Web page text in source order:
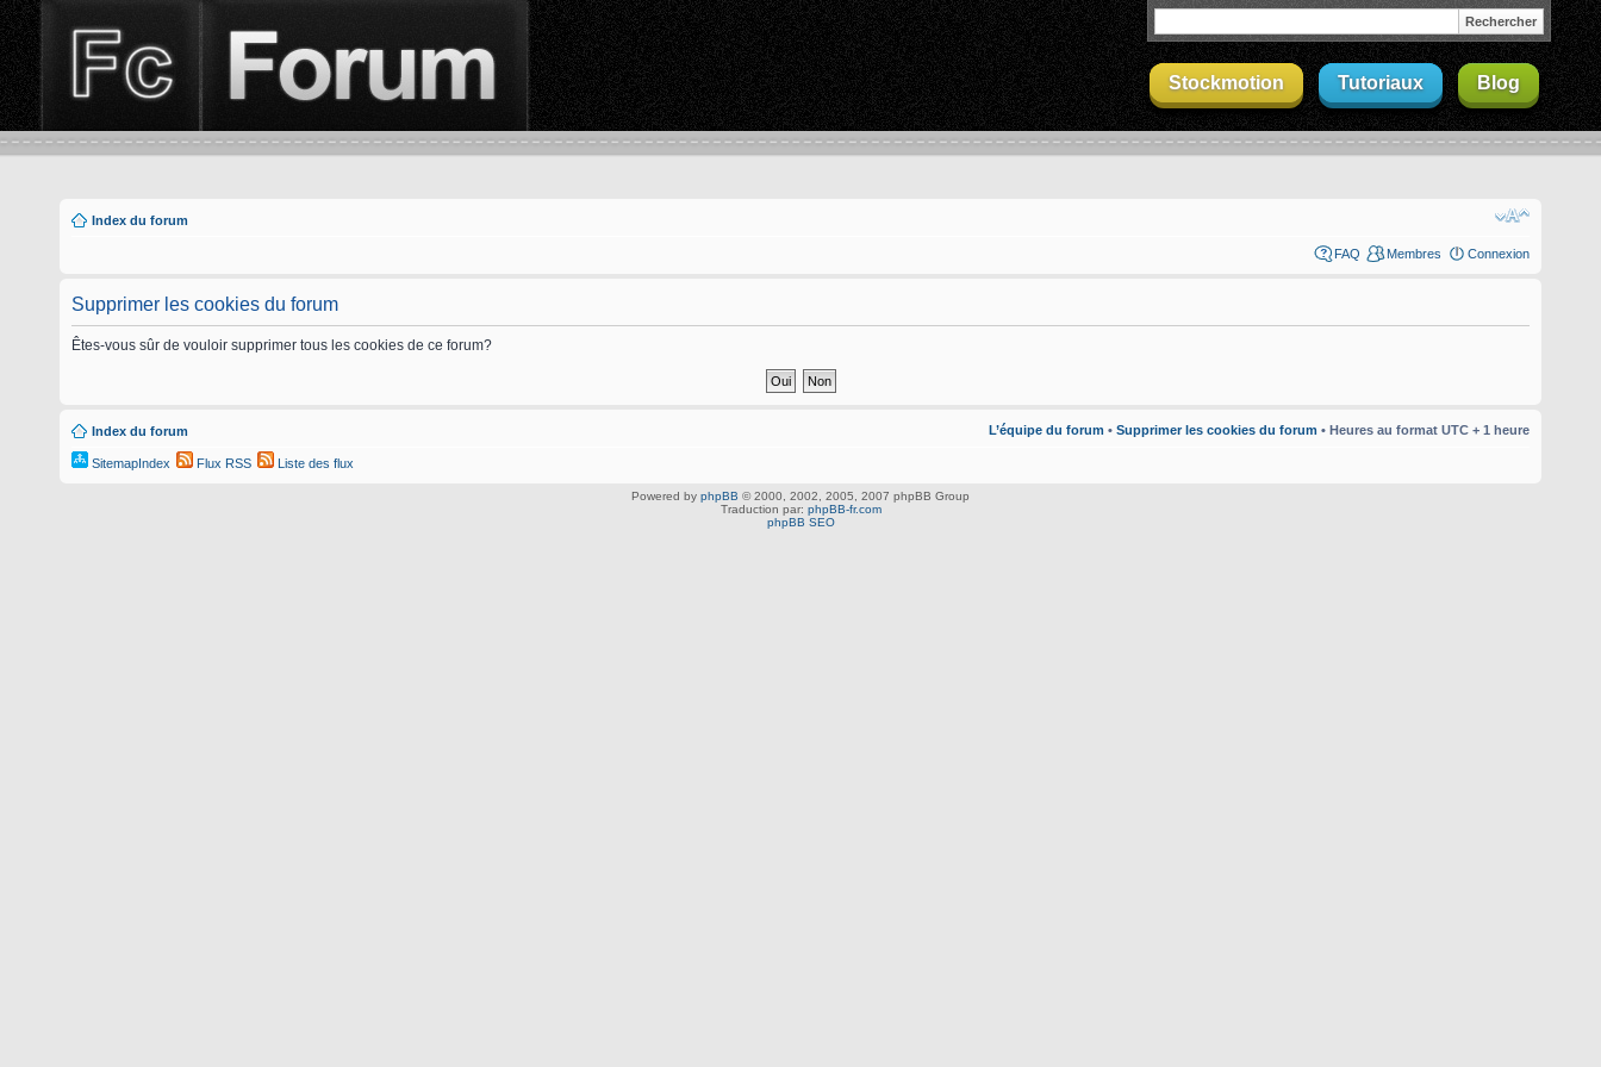
Stockmotion Tutoriaux Blog
Index du forum
FAQ Membres Connexion
Supprimer les cookies du forum
Êtes-vous sûr de vouloir supprimer tous les cookies de ce forum?
Index du forum L’équipe du forum • Supprimer les cookies du forum • Heures au format UTC + 1 heure
SitemapIndex Flux RSS Liste des flux
Powered by phpBB © 2000, 2002, 2005, 2007 phpBB Group
Traduction par: phpBB-fr.com
phpBB SEO